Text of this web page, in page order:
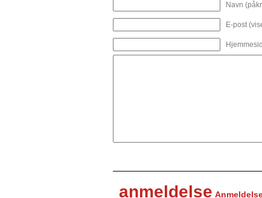
Navn
E-post
anmeldelse